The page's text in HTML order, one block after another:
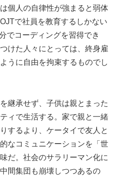
個人の自律性が強まると弱体
で社員を教育するしかない
でコーディングを習得でき
けた人々にとっては、終身雇
うに自由を拘束するものでし
継承せず、子供は親とまった
ィで生活する。家で親と一緒
するより、ケータイで友人と
なコミュニケーションを「世
だ。社会のサラリーマン化に
間集団も崩壊しつつあるの